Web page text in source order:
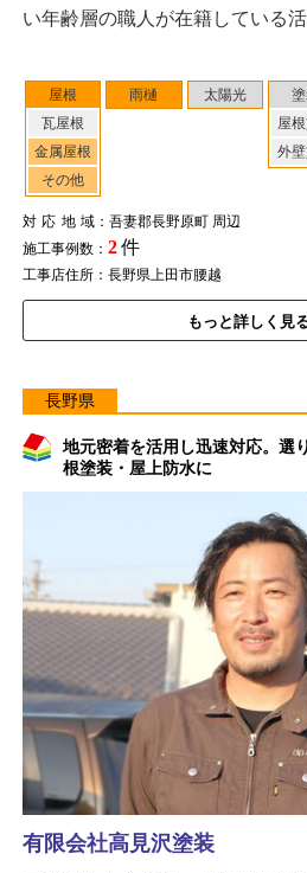
屋根
瓦屋根
金属屋根
その他
雨樋 太陽光
屋
外
対応地域：吾妻郡長野原町 周辺
施工事例数： 2件
工事店住所：長野県上田市腰越
もっと詳しく見
い年齢層の職人が在籍している
長野県
地元密着を活用し迅速対応。選
根塗装・屋上防水に
有限会社高見沢塗装